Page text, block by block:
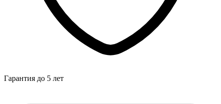
Гарантия до 5 лет